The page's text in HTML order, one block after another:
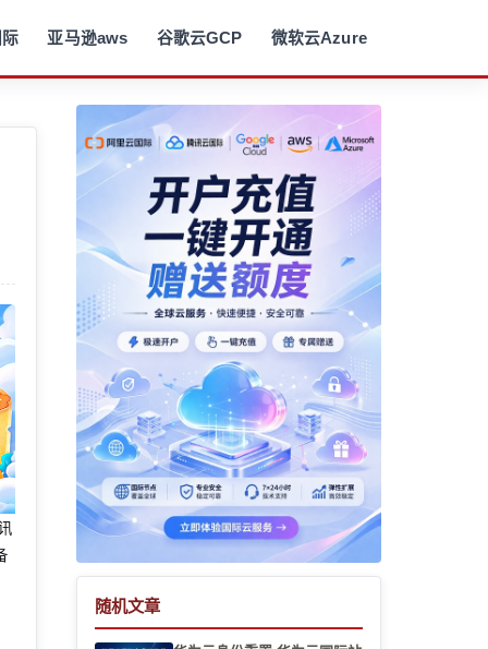
亚马逊aws 谷歌云GCP 微软云Azure
随机文章